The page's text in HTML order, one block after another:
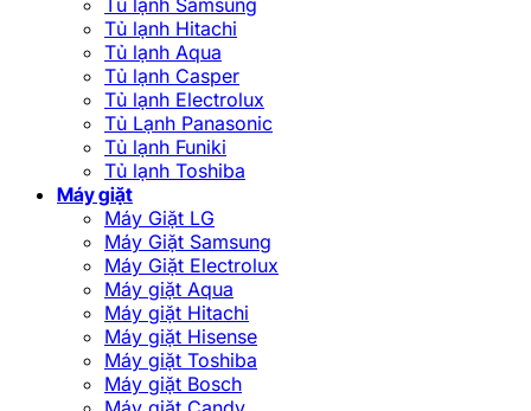
Tủ lạnh Hitachi
Tủ lạnh Aqua
Tủ lạnh Casper
Tủ lạnh Electrolux
Tủ Lạnh Panasonic
Tủ lạnh Funiki
Tủ lạnh Toshiba
Máy giặt
Máy Giặt LG
Máy Giặt Samsung
Máy Giặt Electrolux
Máy giặt Aqua
Máy giặt Hitachi
Máy giặt Hisense
Máy giặt Toshiba
Máy giặt Bosch